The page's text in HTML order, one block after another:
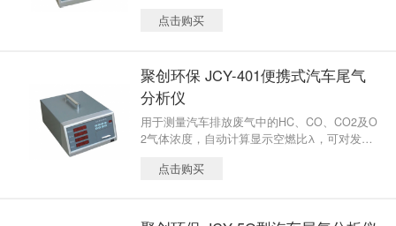
性能及排放污染情况进行综合检测。
点击购买
聚创环保 JCY-401便携式汽车尾气
分析仪
用于测量汽车排放废气中的HC、CO、CO2及O
2气体浓度，自动计算显示空燃比λ，可对发动
用国外先进技术，进口关键零部件组装而成。
点击购买